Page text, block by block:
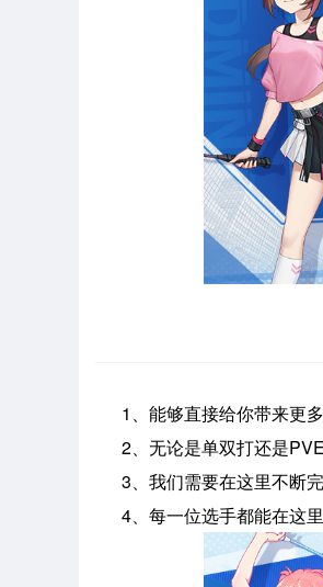
1、能够直接给你带来更多
2、无论是单双打还是PVE
3、我们需要在这里不断完
4、每一位选手都能在这里